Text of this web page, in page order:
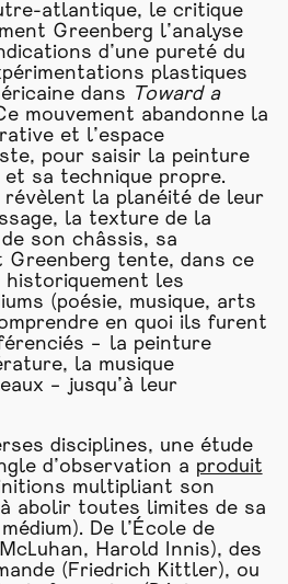
atlantique, le critique
Greenberg l’analyse
d’une pureté du
plastiques
dans
Toward a
mouvement abandonne la
et l’espace
pour saisir la peinture
sa technique propre.
révèlent la planéité de leur
la texture de la
son châssis, sa
Greenberg tente, dans ce
les
(poésie, musique, arts
en quoi ils furent
– la peinture
la musique
– jusqu’à leur
disciplines, une étude
d’observation a produit
multipliant son
abolir toutes limites de sa
De l’École de
Harold Innis), des
(Friedrich Kittler), ou